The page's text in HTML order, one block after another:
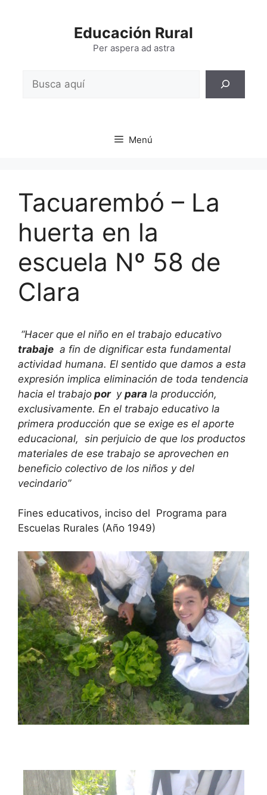
Educación Rural
Per aspera ad astra
Menú
Tacuarembó – La
huerta en la
escuela Nº 58 de
Clara
“Hacer que el niño en el trabajo educativo
trabaje a fin de dignificar esta fundamental
actividad humana. El sentido que damos a esta
expresión implica eliminación de toda tendencia
hacia el trabajo por y para la producción,
exclusivamente. En el trabajo educativo la
primera producción que se exige es el aporte
educacional, sin perjuicio de que los productos
materiales de ese trabajo se aprovechen en
beneficio colectivo de los niños y del
vecindario”
Fines educativos, inciso del Programa para
Escuelas Rurales (Año 1949)